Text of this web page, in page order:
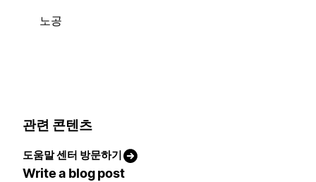
노공
관련 콘텐츠
도움말 센터 방문하기
Write a blog post